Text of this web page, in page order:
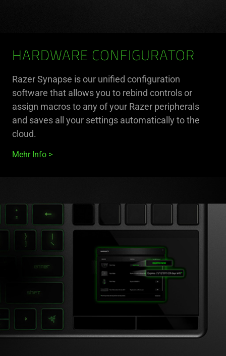
HARDWARE CONFIGURATOR
Razer Synapse is our unified configuration
software that allows you to rebind controls or
assign macros to any of your Razer peripherals
and saves all your settings automatically to the
cloud.
Mehr Info